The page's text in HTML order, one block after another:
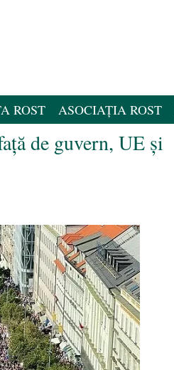
ROST ASOCIAȚIA ROST
de guvern, UE și